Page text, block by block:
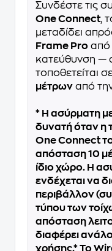
Συνδέστε τις
One Connect,
μεταδίδει
Frame Pro από
κατεύθυνση —
τοποθετείται
μέτρων από
* Η ασύρματη
δυνατή όταν η
One Connect
απόσταση 10
ίδιο χώρο. Η
ενδέχεται να
περιβάλλον
τύπου των
απόσταση
διαφέρει
χρήσης.* Το